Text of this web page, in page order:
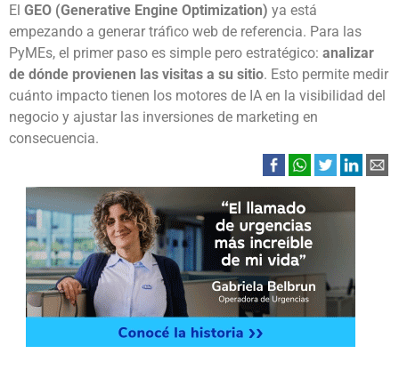
El GEO (Generative Engine Optimization) ya está
empezando a generar tráfico web de referencia. Para las
PyMEs, el primer paso es simple pero estratégico: analizar
de dónde provienen las visitas a su sitio. Esto permite medir
cuánto impacto tienen los motores de IA en la visibilidad del
negocio y ajustar las inversiones de marketing en
consecuencia.